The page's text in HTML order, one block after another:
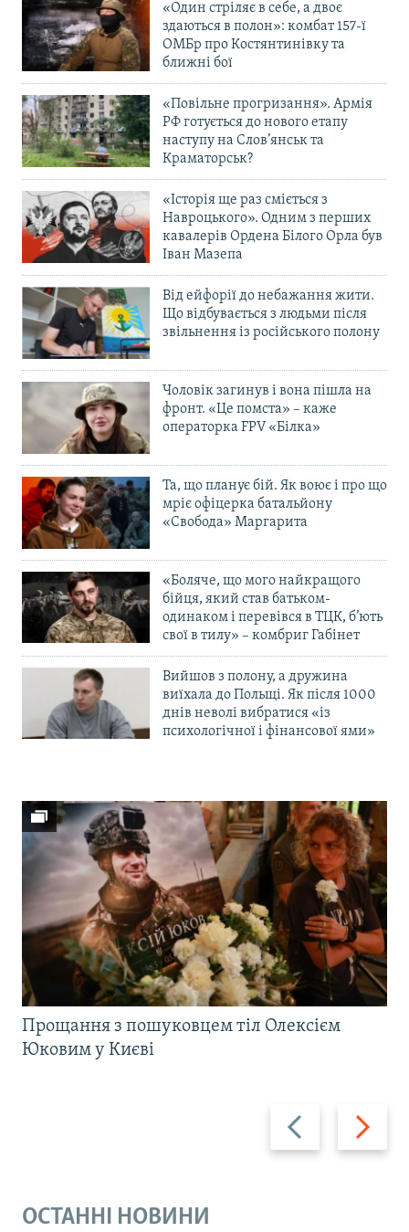
«Один стріляє в себе, а двоє
здаються в полон»: комбат 157-ї
ОМБр про Костянтинівку та
ближні бої
«Повільне прогризання». Армія
РФ готується до нового етапу
наступу на Слов’янськ та
Краматорськ?
«Історія ще раз сміється з
Навроцького». Одним з перших
кавалерів Ордена Білого Орла був
Іван Мазепа
Від ейфорії до небажання жити.
Що відбувається з людьми після
звільнення із російського полону
Чоловік загинув і вона пішла на
фронт. «Це помста» – каже
операторка FPV «Білка»
Та, що планує бій. Як воює і про що
мріє офіцерка батальйону
«Свобода» Маргарита
«Боляче, що мого найкращого
бійця, який став батьком-
одинаком і перевівся в ТЦК, б’ють
свої в тилу» – комбриг Габінет
Вийшов з полону, а дружина
виїхала до Польщі. Як після 1000
днів неволі вибратися «із
психологічної і фінансової ями»
Назад Вперед
Прощання з пошуковцем тіл Олексієм
Юковим у Києві
ОСТАННІ НОВИНИ